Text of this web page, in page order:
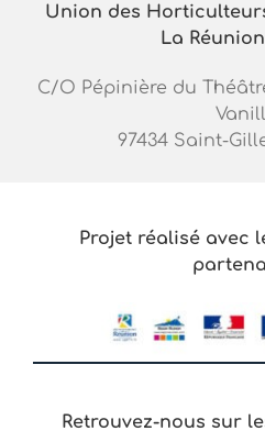
Union des
La Réunion
C/O Pépinière du
97434 Saint-
Projet réalisé avec
Retrouvez-nous sur